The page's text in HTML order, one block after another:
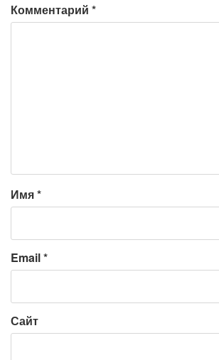
Комментарий *
Имя*
Email*
Сайт